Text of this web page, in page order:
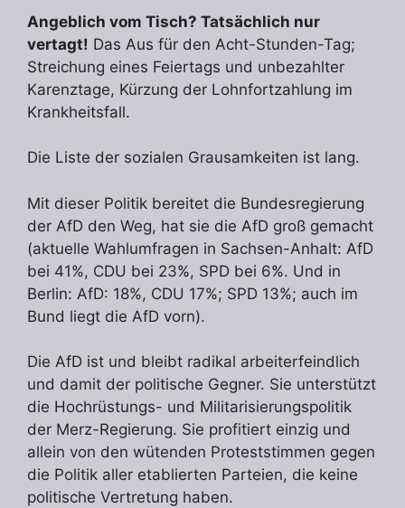
Angeblich vom Tisch? Tatsächlich nur
vertagt! Das Aus für den Acht-Stunden-Tag;
Streichung eines Feiertags und unbezahlter
Karenztage, Kürzung der Lohnfortzahlung im
Krankheitsfall.
Die Liste der sozialen Grausamkeiten ist lang.
Mit dieser Politik bereitet die Bundesregierung
der AfD den Weg, hat sie die AfD groß gemacht
(aktuelle Wahlumfragen in Sachsen-Anhalt: AfD
bei 41%, CDU bei 23%, SPD bei 6%. Und in
Berlin: AfD: 18%, CDU 17%; SPD 13%; auch im
Bund liegt die AfD vorn).
Die AfD ist und bleibt radikal arbeiterfeindlich
und damit der politische Gegner. Sie unterstützt
die Hochrüstungs- und Militarisierungspolitik
der Merz-Regierung. Sie profitiert einzig und
allein von den wütenden Proteststimmen gegen
die Politik aller etablierten Parteien, die keine
politische Vertretung haben.